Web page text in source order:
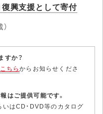
復興支援として寄付
すか？
こちらからお知らせくださ
はご提供可能です。
はCD・DVD等のカタログ